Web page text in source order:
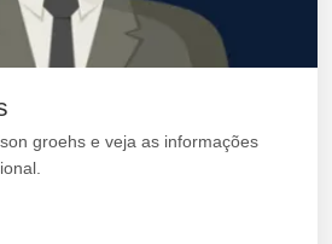
groehs e veja as informações